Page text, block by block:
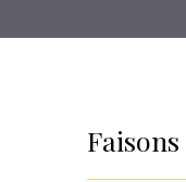
Faisons